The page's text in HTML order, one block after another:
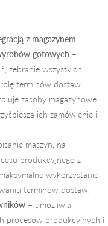
z magazynem
gotowych –
zebranie wszystkich
terminów dostaw.
zasoby magazynowe
ich zamówienie i
maszyn, na
produkcyjnego z
wykorzystanie
terminów dostaw.
– umożliwia
procesów produkcyjnych i